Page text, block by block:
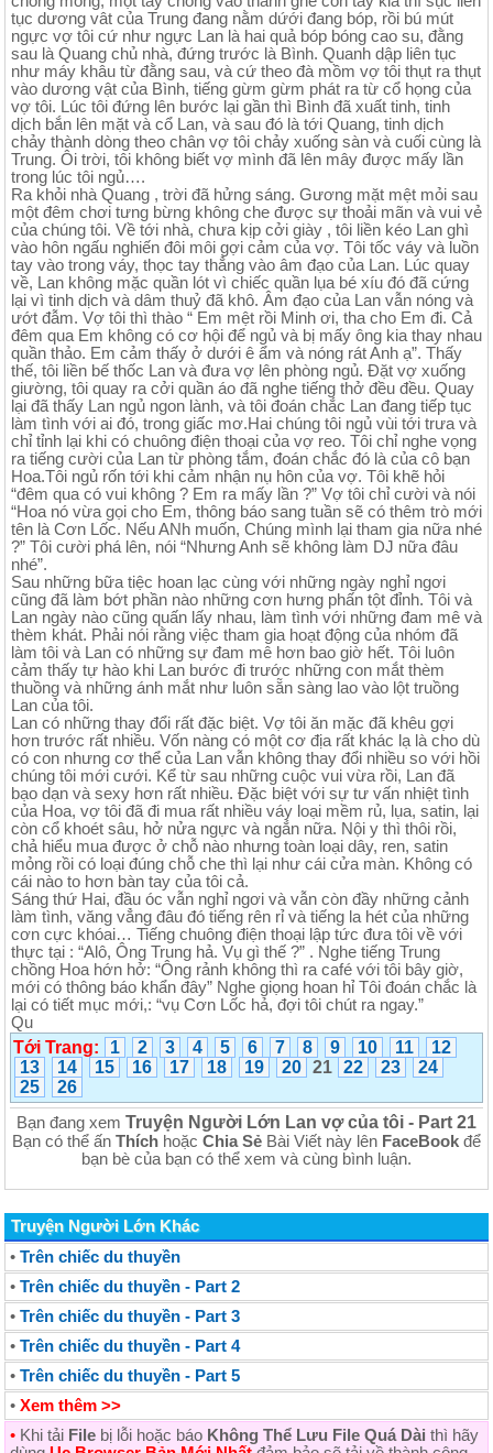
tục dương vât của Trung đang nằm dứới đang bóp, rồi bú mút
ngực vợ tôi cứ như ngực Lan là hai quả bóp bóng cao su, đằng
sau là Quang chủ nhà, đứng trước là Bình. Quanh dập liên tục
như máy khâu từ đằng sau, và cứ theo đà mồm vợ tôi thụt ra thụt
vào dương vật của Bình, tiếng gừm gừm phát ra từ cổ họng của
vợ tôi. Lúc tôi đứng lên bước lại gần thì Bình đã xuất tinh, tinh
dịch bắn lên mặt và cổ Lan, và sau đó là tới Quang, tinh dịch
chảy thành dòng theo chân vợ tôi chảy xuống sàn và cuối cùng là
Trung. Ôi trời, tôi không biết vợ mình đã lên mây được mấy lần
trong lúc tôi ngủ….
Ra khỏi nhà Quang , trời đã hửng sáng. Gương mặt mệt mỏi sau
một đêm chơi tưng bừng không che được sự thoải mãn và vui vẻ
của chúng tôi. Về tới nhà, chưa kịp cởi giày , tôi liền kéo Lan ghì
vào hôn ngấu nghiến đôi môi gợi cảm của vợ. Tôi tốc váy và luồn
tay vào trong váy, thọc tay thẳng vào âm đạo của Lan. Lúc quay
về, Lan không mặc quần lót vì chiếc quần lụa bé xíu đó đã cứng
lại vì tinh dịch và dâm thuỷ đã khô. Âm đạo của Lan vẫn nóng và
ướt đẫm. Vợ tôi thì thào “ Em mệt rồi Minh ơi, tha cho Em đi. Cả
đêm qua Em không có cơ hội để ngủ và bị mấy ông kia thay nhau
quần thảo. Em cảm thấy ở dưới ê ẩm và nóng rát Anh ạ”. Thấy
thế, tôi liền bế thốc Lan và đưa vợ lên phòng ngủ. Đặt vợ xuống
giường, tôi quay ra cởi quần áo đã nghe tiếng thở đều đều. Quay
lại đã thấy Lan ngủ ngon lành, và tôi đoán chắc Lan đang tiếp tục
làm tình với ai đó, trong giấc mơ.Hai chúng tôi ngủ vùi tới trưa và
chỉ tỉnh lại khi có chuông điện thoại của vợ reo. Tôi chỉ nghe vọng
ra tiếng cười của Lan từ phòng tắm, đoán chắc đó là của cô bạn
Hoa.Tôi ngủ rốn tới khi cảm nhận nụ hôn của vợ. Tôi khẽ hỏi
“đêm qua có vui không ? Em ra mấy lần ?” Vợ tôi chỉ cười và nói
“Hoa nó vừa gọi cho Em, thông báo sang tuần sẽ có thêm trò mới
tên là Cơn Lốc. Nếu ANh muốn, Chúng mình lại tham gia nữa nhé
?” Tôi cười phá lên, nói “Nhưng Anh sẽ không làm DJ nữa đâu
nhé”.
Sau những bữa tiệc hoan lạc cùng với những ngày nghỉ ngơi
cũng đã làm bớt phần nào những cơn hưng phấn tột đỉnh. Tôi và
Lan ngày nào cũng quấn lấy nhau, làm tình với những đam mê và
thèm khát. Phải nói rằng việc tham gia hoạt động của nhóm đã
làm tôi và Lan có những sự đam mê hơn bao giờ hết. Tôi luôn
cảm thấy tự hào khi Lan bước đi trước những con mắt thèm
thuồng và những ánh mắt như luôn sẵn sàng lao vào lột truồng
Lan của tôi.
Lan có những thay đổi rất đặc biệt. Vợ tôi ăn mặc đã khêu gợi
hơn trước rất nhiều. Vốn nàng có một cơ địa rất khác lạ là cho dù
có con nhưng cơ thể của Lan vẫn không thay đổi nhiều so với hồi
chúng tôi mới cưới. Kể từ sau những cuộc vui vừa rồi, Lan đã
bạo dạn và sexy hơn rất nhiều. Đặc biệt với sự tư vấn nhiệt tình
của Hoa, vợ tôi đã đi mua rất nhiều váy loại mềm rủ, lụa, satin, lại
còn cổ khoét sâu, hở nửa ngực và ngắn nữa. Nội y thì thôi rồi,
chả hiểu mua được ở chỗ nào nhưng toàn loại dây, ren, satin
mỏng rồi có loại đúng chỗ che thì lại như cái cửa màn. Không có
cái nào to hơn bàn tay của tôi cả.
Sáng thứ Hai, đầu óc vẫn nghỉ ngơi và vẫn còn đầy những cảnh
làm tình, văng vẳng đâu đó tiếng rên rỉ và tiếng la hét của những
cơn cực khóai… Tiếng chuông điện thoại lập tức đưa tôi về với
thực tại : “Alô, Ông Trung hả. Vụ gì thế ?” . Nghe tiếng Trung
chồng Hoa hớn hở: “Ông rảnh không thì ra café với tôi bây giờ,
mới có thông báo khẩn đây” Nghe giọng hoan hỉ Tôi đoán chắc là
lại có tiết mục mới,: “vụ Cơn Lốc hả, đợi tôi chút ra ngay.”
Qu
Tới Trang: 1 2 3 4 5 6 7 8 9 10 11
12
13
14 15 16 17 18 19 20 21 22 23
24
25
26
Bạn đang xem Truyện Người Lớn Lan vợ của tôi - Part 21
Bạn có thể ấn Thích hoặc Chia Sẻ Bài Viết này lên FaceBook để
bạn bè của bạn có thể xem và cùng bình luận.
Truyện Người Lớn Khác
• Trên chiếc du thuyền
• Trên chiếc du thuyền - Part 2
• Trên chiếc du thuyền - Part 3
• Trên chiếc du thuyền - Part 4
• Trên chiếc du thuyền - Part 5
• Xem thêm >>
• Khi tải File bị lỗi hoặc báo Không Thể Lưu File Quá Dài thì hãy